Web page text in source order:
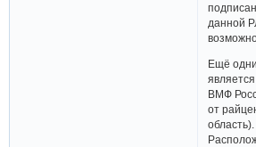
данной
Ещё
ВМФ
от
область).